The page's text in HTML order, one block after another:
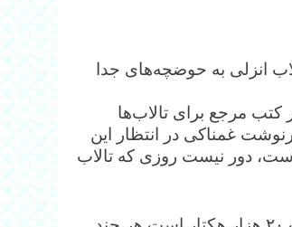
ادامه این وضعیت تا ۵ سال دیگر تالاب انزلی به حوضچه‌های جدا
کتب مرجع برای تالاب‌ها
غمناکی در انتظار این
دور نیست روزی که تالاب